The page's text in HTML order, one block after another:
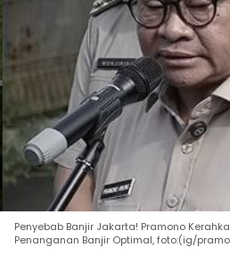
Penyebab Banjir Jakarta! Pramono
Penanganan Banjir Optimal, foto:(ig/